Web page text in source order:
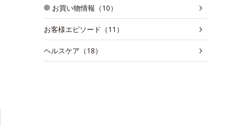
お買い物情報（10）
お客様エピソード（11）
ヘルスケア（18）